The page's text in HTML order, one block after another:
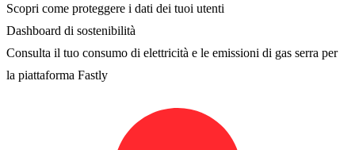
Scopri come proteggere i dati dei tuoi utenti
Dashboard di sostenibilità
Consulta il tuo consumo di elettricità e le emissioni di gas serra per
la piattaforma Fastly